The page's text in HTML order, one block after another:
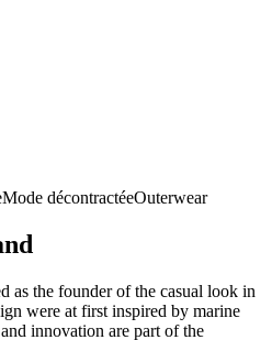
Mode décontractéeOuterwear
as the founder of the casual look in
were at first inspired by marine
innovation are part of the